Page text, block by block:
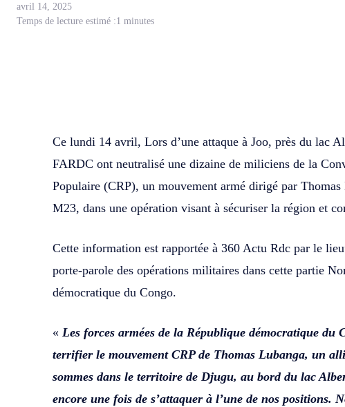
avril 14, 2025
Temps de lecture estimé :1 minutes
Ce lundi 14 avril, Lors d’une attaque à Joo, près du lac
FARDC ont neutralisé une dizaine de miliciens de la
Populaire (CRP), un mouvement armé dirigé par
M23, dans une opération visant à sécuriser la région et
Cette information est rapportée à 360 Actu Rdc par le
porte-parole des opérations militaires dans cette partie
démocratique du Congo.
« Les forces armées de la République démocratique
terrifier le mouvement CRP de Thomas Lubanga, un
sommes dans le territoire de Djugu, au bord du lac
encore une fois de s’attaquer à l’une de nos positions.